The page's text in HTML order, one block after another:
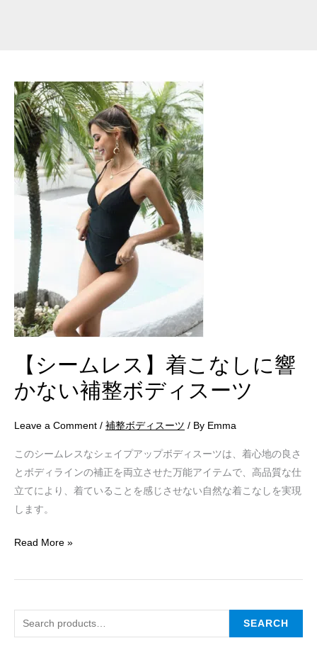
【シームレス】着こなしに響
かない補整ボディスーツ
Leave a Comment / 補整ボディスーツ / By Emma
このシームレスなシェイプアップボディスーツは、着心地の良さ
とボディラインの補正を両立させた万能アイテムで、高品質な仕
立てにより、着ていることを感じさせない自然な着こなしを実現
します。
【シ
ー
ム
レ
ス】
着
こ
か
な
い
ボ
デ
ィ
ー
ツ
Read More »
SEARCH